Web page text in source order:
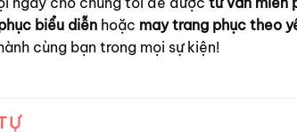
biểu diễnhoặc may trang phục theo
cùng bạn trong mọi sự kiện!